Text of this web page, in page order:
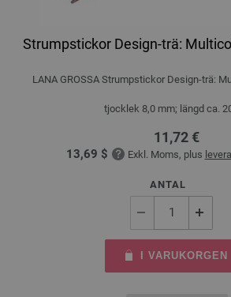
Strumpstickor Design-trä:
LANA GROSSA Strumpstickor Design-trä:
tjocklek 8,0 mm; längd ca.
11,72 €
13,69 $ Exkl. Moms, plus
ANTAL
I VARUKORGEN